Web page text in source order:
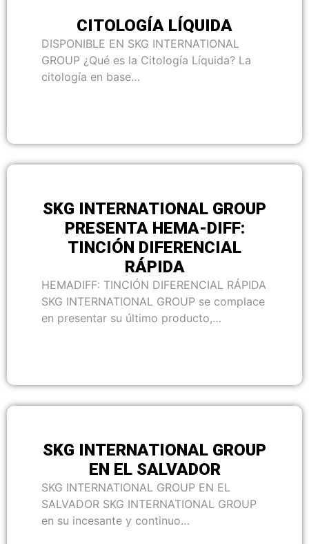
CITOLOGÍA LÍQUIDA
DISPONIBLE EN SKG INTERNATIONAL
GROUP ¿Qué es la Citología Líquida? La
citología en base…
SKG INTERNATIONAL GROUP
PRESENTA HEMA-DIFF:
TINCIÓN DIFERENCIAL
RÁPIDA
HEMADIFF: TINCIÓN DIFERENCIAL RÁPIDA
SKG INTERNATIONAL GROUP se complace
en presentar su último producto,…
SKG INTERNATIONAL GROUP
EN EL SALVADOR
SKG INTERNATIONAL GROUP EN EL
SALVADOR SKG INTERNATIONAL GROUP
en su incesante y continuo…